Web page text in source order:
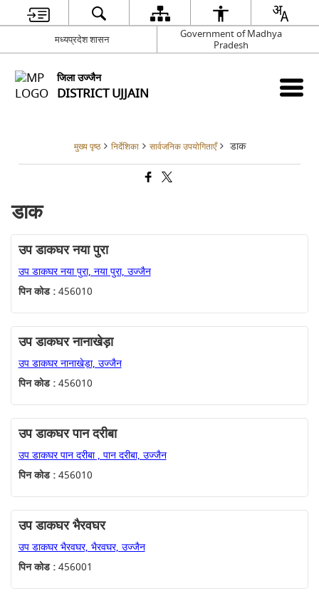
मध्यप्रदेश शासन
Government of Madhya
Pradesh
जिला उज्जैन
DISTRICT UJJAIN
मुख्य पृष्ठ निर्देशिका सार्वजनिक उपयोगिताएँ डाक
डाक
उप डाकघर नया पुरा
उप डाकघर नया पुरा, नया पुरा, उज्जैन
पिन कोड :456010
उप डाकघर नानाखेड़ा
उप डाकघर नानाखेड़ा, उज्जैन
पिन कोड :456010
उप डाकघर पान दरीबा
उप डाकघर पान दरीबा , पान दरीबा, उज्जैन
पिन कोड :456010
उप डाकघर भैरवघर
उप डाकघर भैरवघर, भैरवघर, उज्जैन
पिन कोड :456001